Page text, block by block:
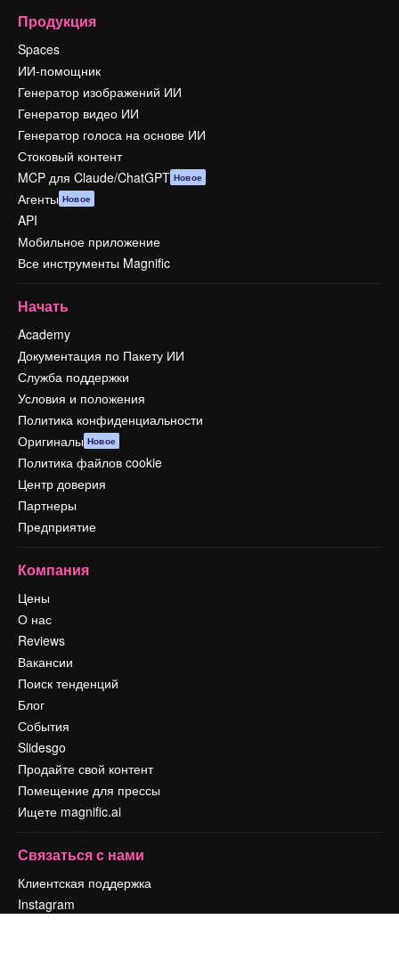
Продукция
Spaces
ИИ-помощник
Генератор изображений ИИ
Генератор видео ИИ
Генератор голоса на основе ИИ
Стоковый контент
MCP для Claude/ChatGPT Новое
Агенты Новое
API
Мобильное приложение
Все инструменты Magnific
Начать
Academy
Документация по Пакету ИИ
Служба поддержки
Условия и положения
Политика конфиденциальности
Оригиналы Новое
Политика файлов cookie
Центр доверия
Партнеры
Предприятие
Компания
Цены
О нас
Reviews
Вакансии
Поиск тенденций
Блог
События
Slidesgo
Продайте свой контент
Помещение для прессы
Ищете magnific.ai
Связаться с нами
Клиентская поддержка
Instagram